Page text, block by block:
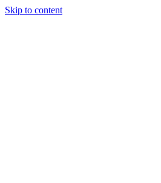
Skip to content